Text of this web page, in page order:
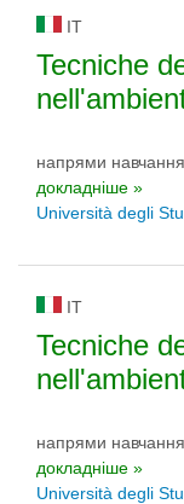
IT
Tecniche
напрями
докладніше »
Università degli
IT
Tecniche
напрями
докладніше »
Università degli